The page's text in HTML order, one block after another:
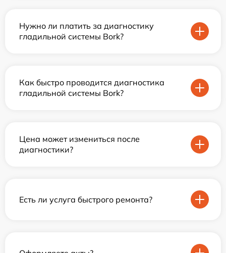
Нужно ли платить за диагностику
гладильной системы Bork?
Как быстро проводится диагностика
гладильной системы Bork?
Цена может измениться после
диагностики?
Есть ли услуга быстрого ремонта?